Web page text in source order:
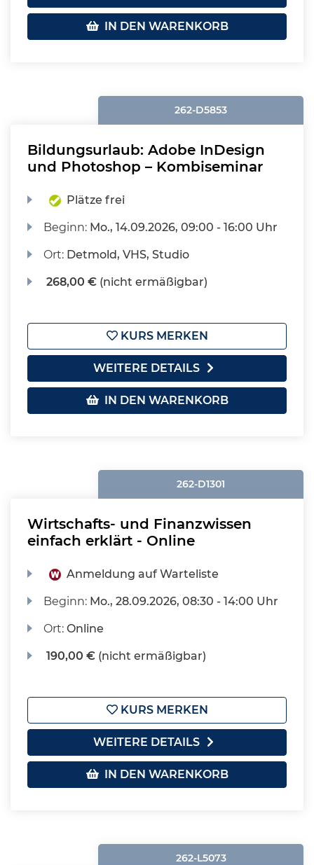
IN DEN WARENKORB
262-D5853
Bildungsurlaub: Adobe InDesign
und Photoshop – Kombiseminar
Plätze frei
Beginn: Mo., 14.09.2026, 09:00 - 16:00 Uhr
Ort: Detmold, VHS, Studio
268,00 € (nicht ermäßigbar)
KURS MERKEN
WEITERE DETAILS
IN DEN WARENKORB
262-D1301
Wirtschafts- und Finanzwissen
einfach erklärt - Online
Anmeldung auf Warteliste
Beginn: Mo., 28.09.2026, 08:30 - 14:00 Uhr
Ort:Online
190,00 € (nicht ermäßigbar)
KURS MERKEN
WEITERE DETAILS
IN DEN WARENKORB
262-L5073